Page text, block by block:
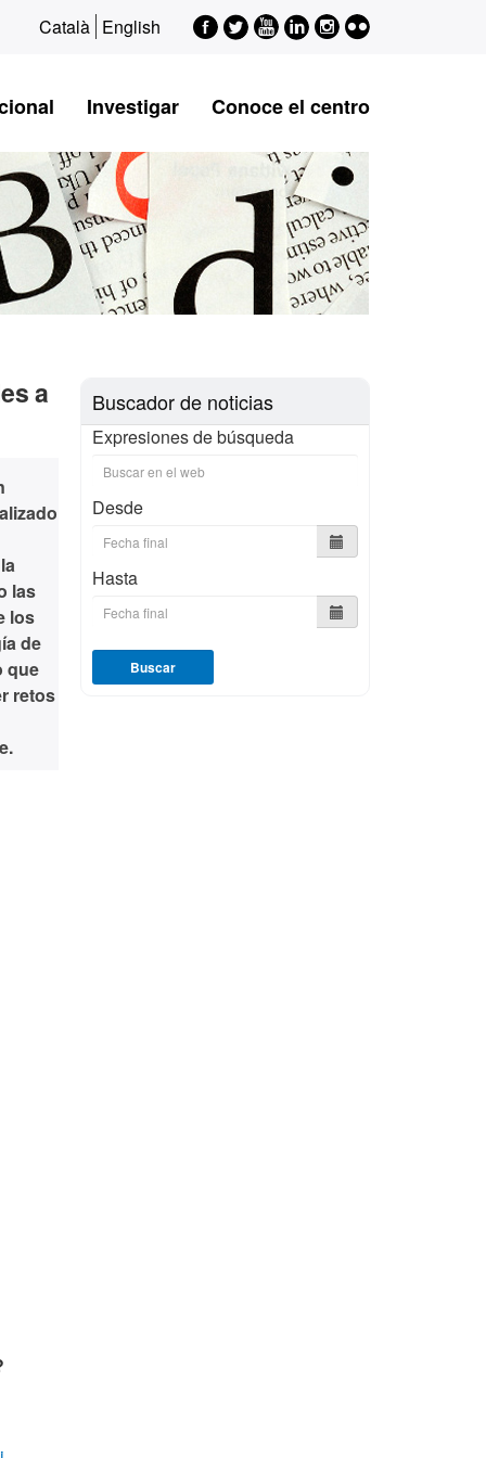
Català English Facebook
Twitter
Youtube
LinkedIn
Instagram
Flickr
Investigar Conoce el centro
a
las
los
de
que
retos
Buscador de noticias
Expresiones de búsqueda
Desde
Hasta
Buscar